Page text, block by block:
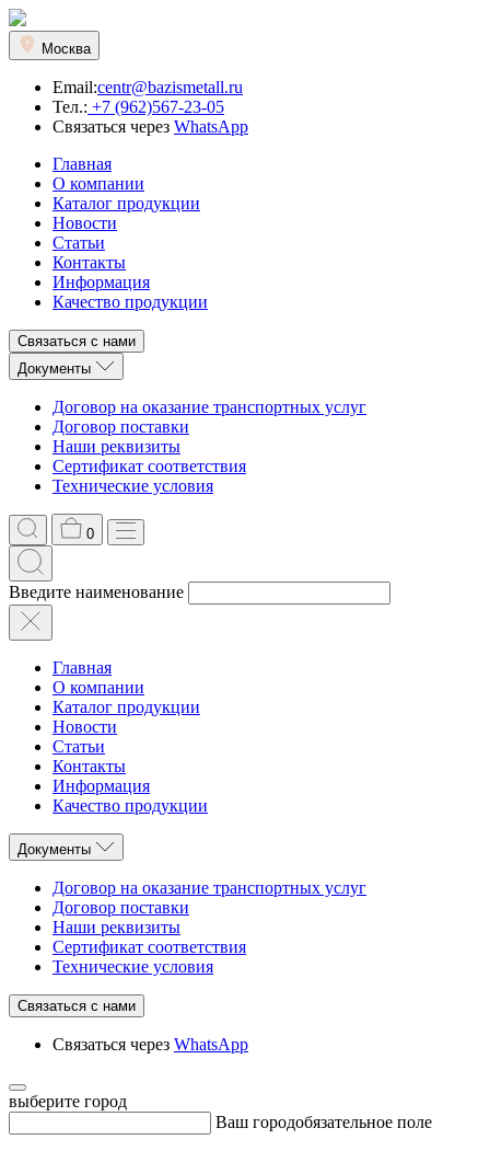
Москва
Email:centr@bazismetall.ru
Тел.: +7 (962)567-23-05
Связаться через WhatsApp
Главная
О компании
Каталог продукции
Новости
Статьи
Контакты
Информация
Качество продукции
Связаться с нами
Документы
Договор на оказание транспортных услуг
Договор поставки
Наши реквизиты
Сертификат соответствия
Технические условия
0
Введите наименование
Главная
О компании
Каталог продукции
Новости
Статьи
Контакты
Информация
Качество продукции
Документы
Договор на оказание транспортных услуг
Договор поставки
Наши реквизиты
Сертификат соответствия
Технические условия
Связаться с нами
Связаться через WhatsApp
выберите город
Ваш городобязательное поле